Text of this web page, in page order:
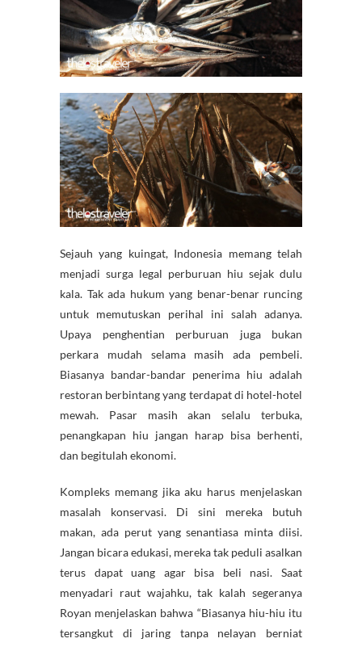
Sejauh yang kuingat, Indonesia memang telah
menjadi surga legal perburuan hiu sejak dulu
kala. Tak ada hukum yang benar-benar runcing
untuk memutuskan perihal ini salah adanya.
Upaya penghentian perburuan juga bukan
perkara mudah selama masih ada pembeli.
Biasanya bandar-bandar penerima hiu adalah
restoran berbintang yang terdapat di hotel-hotel
mewah. Pasar masih akan selalu terbuka,
penangkapan hiu jangan harap bisa berhenti,
dan begitulah ekonomi.
Kompleks memang jika aku harus menjelaskan
masalah konservasi. Di sini mereka butuh
makan, ada perut yang senantiasa minta diisi.
Jangan bicara edukasi, mereka tak peduli asalkan
terus dapat uang agar bisa beli nasi. Saat
menyadari raut wajahku, tak kalah segeranya
Royan menjelaskan bahwa “Biasanya hiu-hiu itu
tersangkut di jaring tanpa nelayan berniat